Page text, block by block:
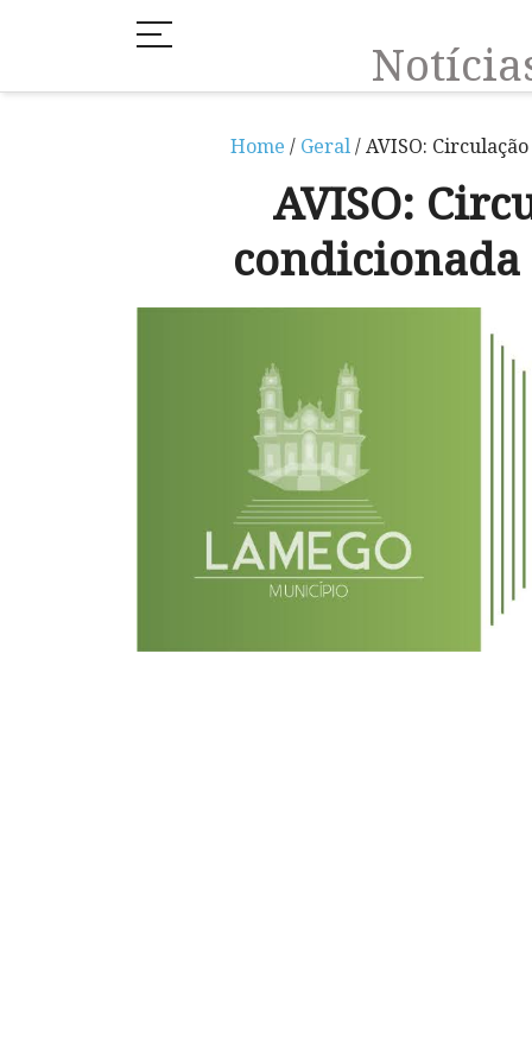
Home / Geral/ AVISO:
AVISO:
condicionada